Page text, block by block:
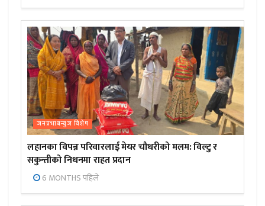
जनप्रभाबन्युज विशेष
लहानका विपन्न परिवारलाई मेयर चौधरीको मलम: विल्टु र
सकुन्तीको निधनमा राहत प्रदान
6 MONTHS पहिले